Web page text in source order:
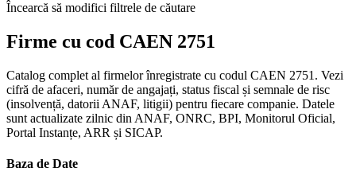
Încearcă să modifici filtrele de căutare
Firme cu cod CAEN 2751
Catalog complet al firmelor înregistrate cu codul CAEN 2751. Vezi
cifră de afaceri, număr de angajați, status fiscal și semnale de risc
(insolvență, datorii ANAF, litigii) pentru fiecare companie. Datele
sunt actualizate zilnic din ANAF, ONRC, BPI, Monitorul Oficial,
Portal Instanțe, ARR și SICAP.
Baza de Date